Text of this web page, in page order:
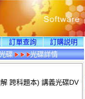
訂單查詢
訂購説明
碟 光碟詳情
跨科題本) 講義光碟DV